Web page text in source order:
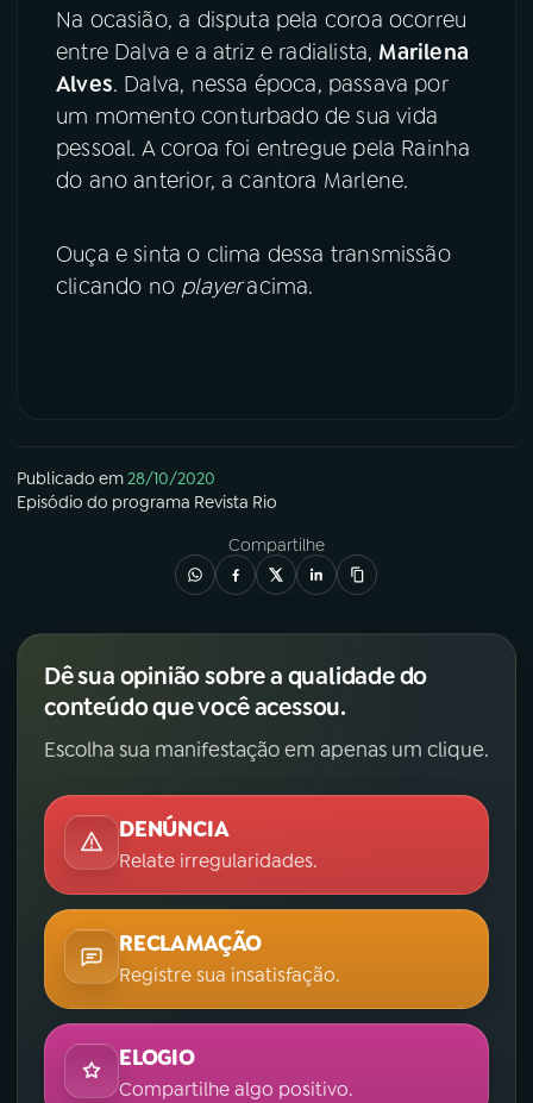
Na ocasião, a disputa pela coroa ocorreu
entre Dalva e a atriz e radialista, Marilena
Alves. Dalva, nessa época, passava por
um momento conturbado de sua vida
pessoal. A coroa foi entregue pela Rainha
do ano anterior, a cantora Marlene.
Ouça e sinta o clima dessa transmissão
clicando no playeracima.
Publicado em28/10/2020
Episódio do programa Revista Rio
Compartilhe
Dê sua opinião sobre a qualidade do
conteúdo que você acessou.
Escolha sua manifestação em apenas um clique.
DENÚNCIA
Relate irregularidades.
RECLAMAÇÃO
Registre sua insatisfação.
ELOGIO
Compartilhe algo positivo.